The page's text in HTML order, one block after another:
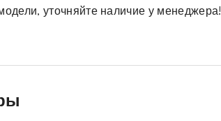
уточняйте наличие у менеджера!